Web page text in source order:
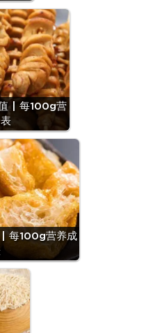
值 | 每100g营
| 每100g营养成